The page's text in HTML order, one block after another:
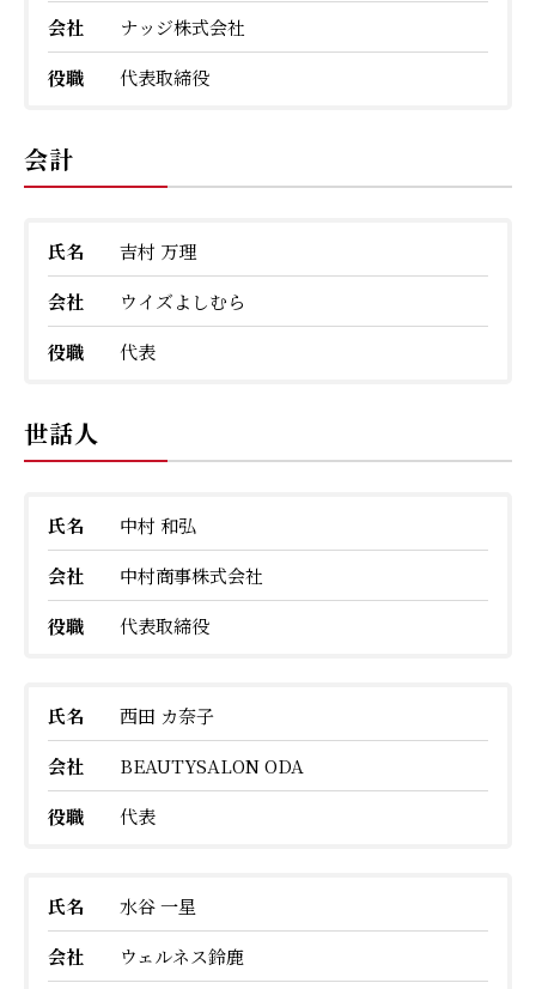
会社
ナッジ株式会社
役職
代表取締役
会計
氏名
吉村 万理
会社
ウイズよしむら
役職
代表
世話人
氏名
中村 和弘
会社
中村商事株式会社
役職
代表取締役
氏名
西田 カ奈子
会社
BEAUTYSALON ODA
役職
代表
氏名
水谷 一星
会社
ウェルネス鈴鹿